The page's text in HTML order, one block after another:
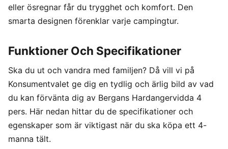
eller ösregnar får du trygghet och komfort. Den
smarta designen förenklar varje campingtur.
Funktioner Och Specifikationer
Ska du ut och vandra med familjen? Då vill vi på
Konsumentvalet ge dig en tydlig och ärlig bild av vad
du kan förvänta dig av Bergans Hardangervidda 4
pers. Här nedan hittar du de specifikationer och
egenskaper som är viktigast när du ska köpa ett 4-
manna tält.